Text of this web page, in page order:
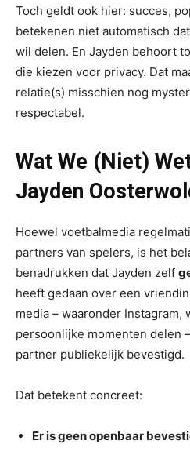
Toch geldt ook hier: succes,
betekenen niet automatisch
wil delen. En Jayden behoort
die kiezen voor privacy. Dat
relatie(s) misschien nog
respectabel.
Wat We (Niet)
Jayden
Hoewel voetbalmedia
partners van spelers, is het
benadrukken dat Jayden zelf
heeft gedaan over een
media – waaronder Instagram,
persoonlijke momenten delen
partner publiekelijk bevestigd.
Dat betekent concreet:
Er is geen openbaar